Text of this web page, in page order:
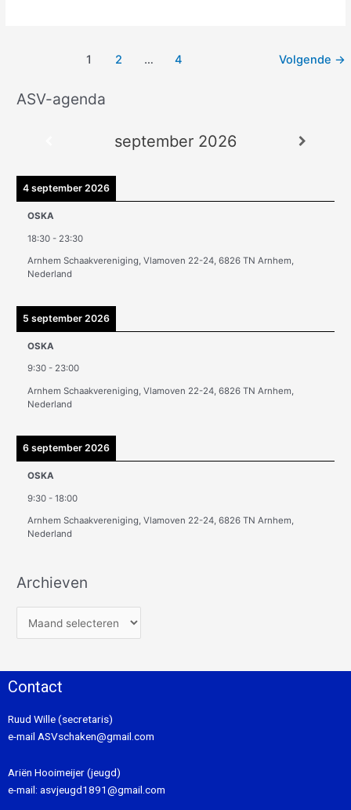
1 2 … 4 Volgende →
ASV-agenda
september 2026
4 september 2026
OSKA
18:30 - 23:30
Arnhem Schaakvereniging, Vlamoven 22-24, 6826 TN Arnhem,
Nederland
5 september 2026
OSKA
9:30 - 23:00
Arnhem Schaakvereniging, Vlamoven 22-24, 6826 TN Arnhem,
Nederland
6 september 2026
OSKA
9:30 -18:00
Arnhem Schaakvereniging, Vlamoven 22-24, 6826 TN Arnhem,
Nederland
Archieven
A
e
Contact
Ruud Wille (secretaris)
e-mail ASVschaken@gmail.com
Ariën Hooimeijer (jeugd)
e-mail: asvjeugd1891@gmail.com